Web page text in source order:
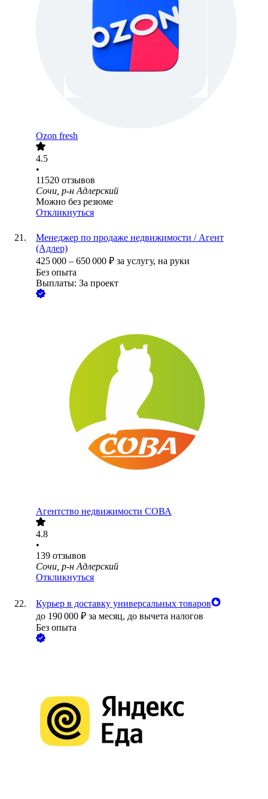
Ozon fresh
4.5
•
11520 отзывов
Сочи, р-н Адлерский
Можно без резюме
Откликнуться
Менеджер по продаже недвижимости / Агент
(Адлер)
425 000 – 650 000 ₽ за услугу, на руки
Без опыта
Выплаты: За проект
Агентство недвижимости СОВА
4.8
•
139 отзывов
Сочи, р-н Адлерский
Откликнуться
Курьер в доставку универсальных товаров
до 190 000 ₽ за месяц, до вычета налогов
Без опыта